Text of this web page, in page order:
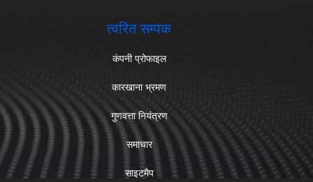
त्वरित सम्पक
कंपनी प्रोफाइल
कारखाना भ्रमण
गुणवत्ता नियंत्रण
समाचार
साइटमैप